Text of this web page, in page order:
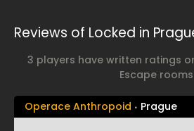
Reviews of Locked in
3 players have written ratings
Escape
Operace Anthropoid Prague